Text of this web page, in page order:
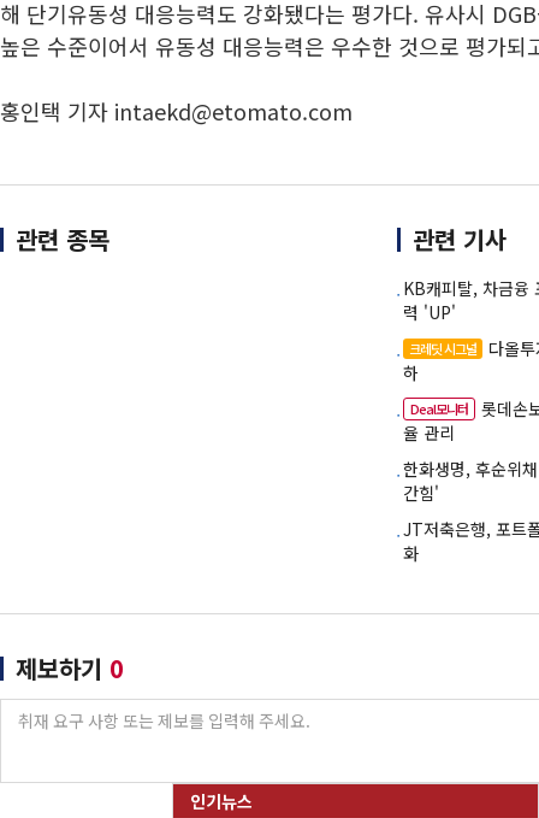
해 단기유동성 대응능력도 강화됐다는 평가다. 유사시
높은 수준이어서 유동성 대응능력은 우수한 것으로 평가되
홍인택 기자 intaekd@etomato.com
관련 종목 관련 기사
KB캐피탈, 차금융
력 'UP'
크레딧 시그널
다올
하
Deal모니터
롯데손
율 관리
한화생명, 후순위
간힘'
JT저축은행, 포트
화
제보하기 0